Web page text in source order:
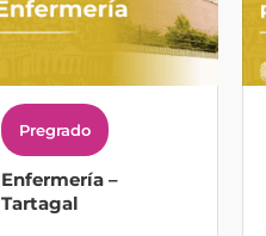
Pregrado
Enfermería –
Tartagal